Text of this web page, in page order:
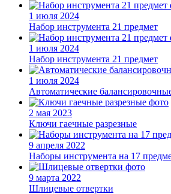
1 июля 2024
Набор инструмента 21 предмет
1 июля 2024
Набор инструмента 21 предмет
1 июля 2024
Автоматические
2 мая 2023
Ключи гаечные разрезные
9 апреля 2022
Наборы инструмента на 17
9 марта 2022
Шлицевые отвертки